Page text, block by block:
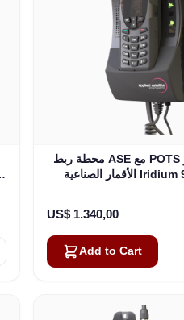
محطة ربط ASE مع POTS و USB لهواتف
الأقمار الصناعية Iridium 9555 (ASE-
US$ 1.340,00
Add to Cart